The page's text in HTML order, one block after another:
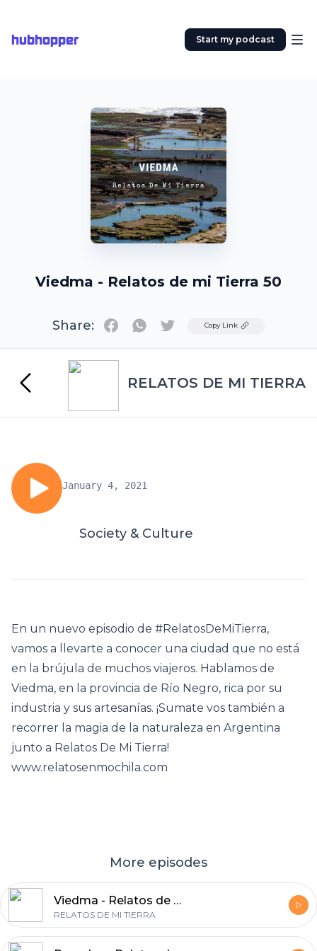
hubhopper Start my podcast
Viedma - Relatos de mi Tierra 50
Share: TwitterCopy Link
RELATOS DE MI TIERRA
January 4, 2021
Society & Culture
En un nuevo episodio de #RelatosDeMiTierra,
vamos a llevarte a conocer una ciudad que no está
en la brújula de muchos viajeros. Hablamos de
Viedma, en la provincia de Río Negro, rica por su
industria y sus artesanías. ¡Sumate vos también a
recorrer la magia de la naturaleza en Argentina
junto a Relatos De Mi Tierra!
www.relatosenmochila.com
More episodes
Viedma - Relatos de mi Tierra 50
RELATOS DE MI TIERRA